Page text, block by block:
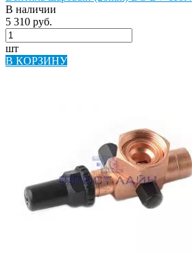
В наличии
5 310 руб.
шт
В КОРЗИНУ